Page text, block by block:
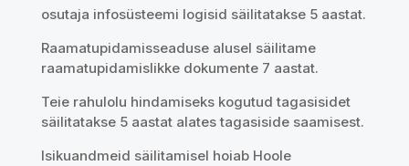
osutaja infosüsteemi logisid säilitatakse 5 aastat.
Raamatupidamisseaduse alusel säilitame
raamatupidamislikke dokumente 7 aastat.
Teie rahulolu hindamiseks kogutud tagasisidet
säilitatakse 5 aastat alates tagasiside saamisest.
Isikuandmeid säilitamisel hoiab Hoole